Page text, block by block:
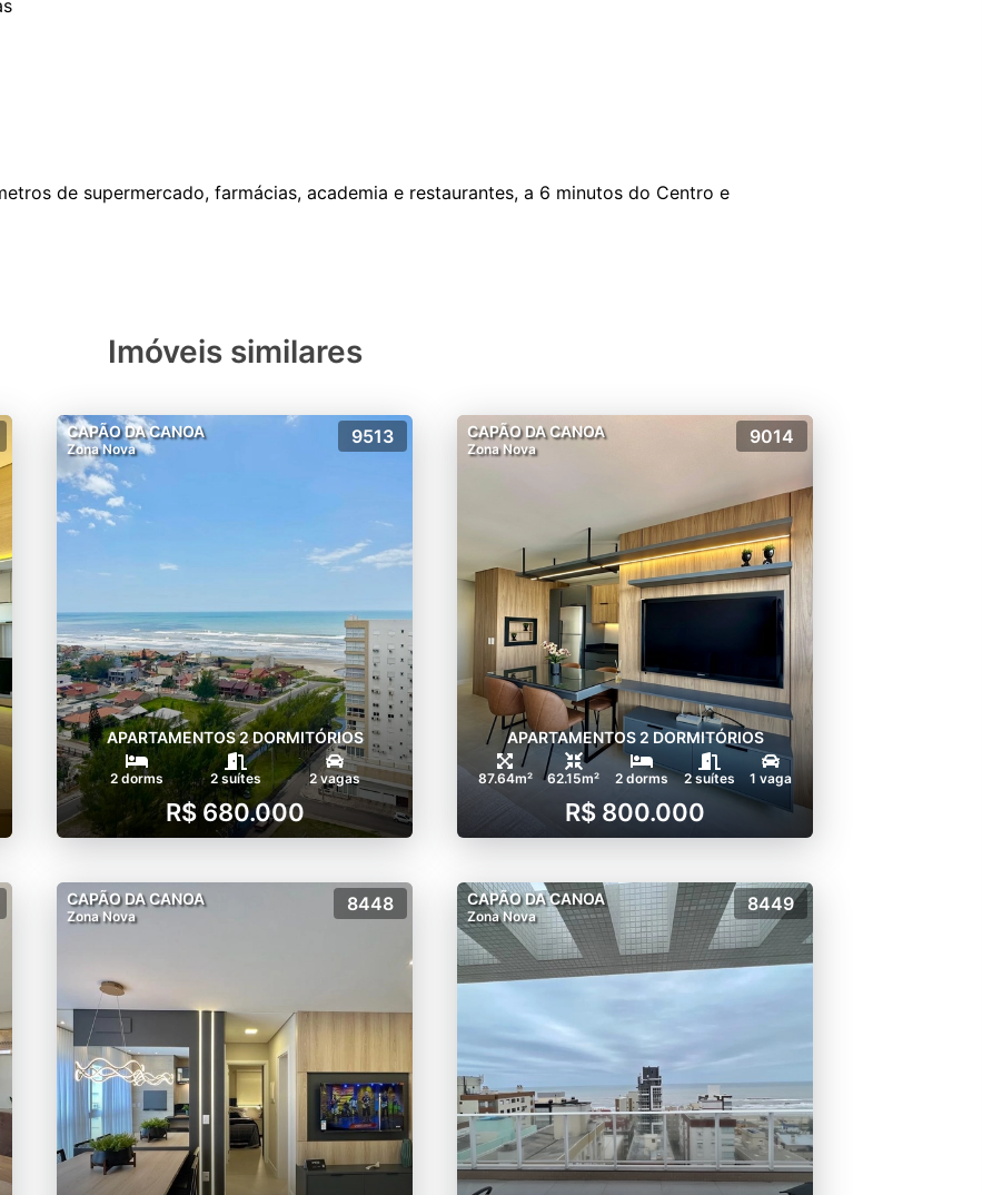
de supermercado, farmácias, academia e restaurantes, a 6 minutos do Centro e
Imóveis similares
CAPÃO DA CANOA
Zona Nova
9513
APARTAMENTOS 2 DORMITÓRIOS
2 dorms 2 suítes 2 vagas
R$ 680.000
CAPÃO DA CANOA
Zona Nova
9014
APARTAMENTOS 2 DORMITÓRIOS
87.64m² 62.15m² 2 dorms 2 suítes 1 vaga
R$ 800.000
CAPÃO DA CANOA
Zona Nova
8448 CAPÃO DA CANOA
Zona Nova
8449